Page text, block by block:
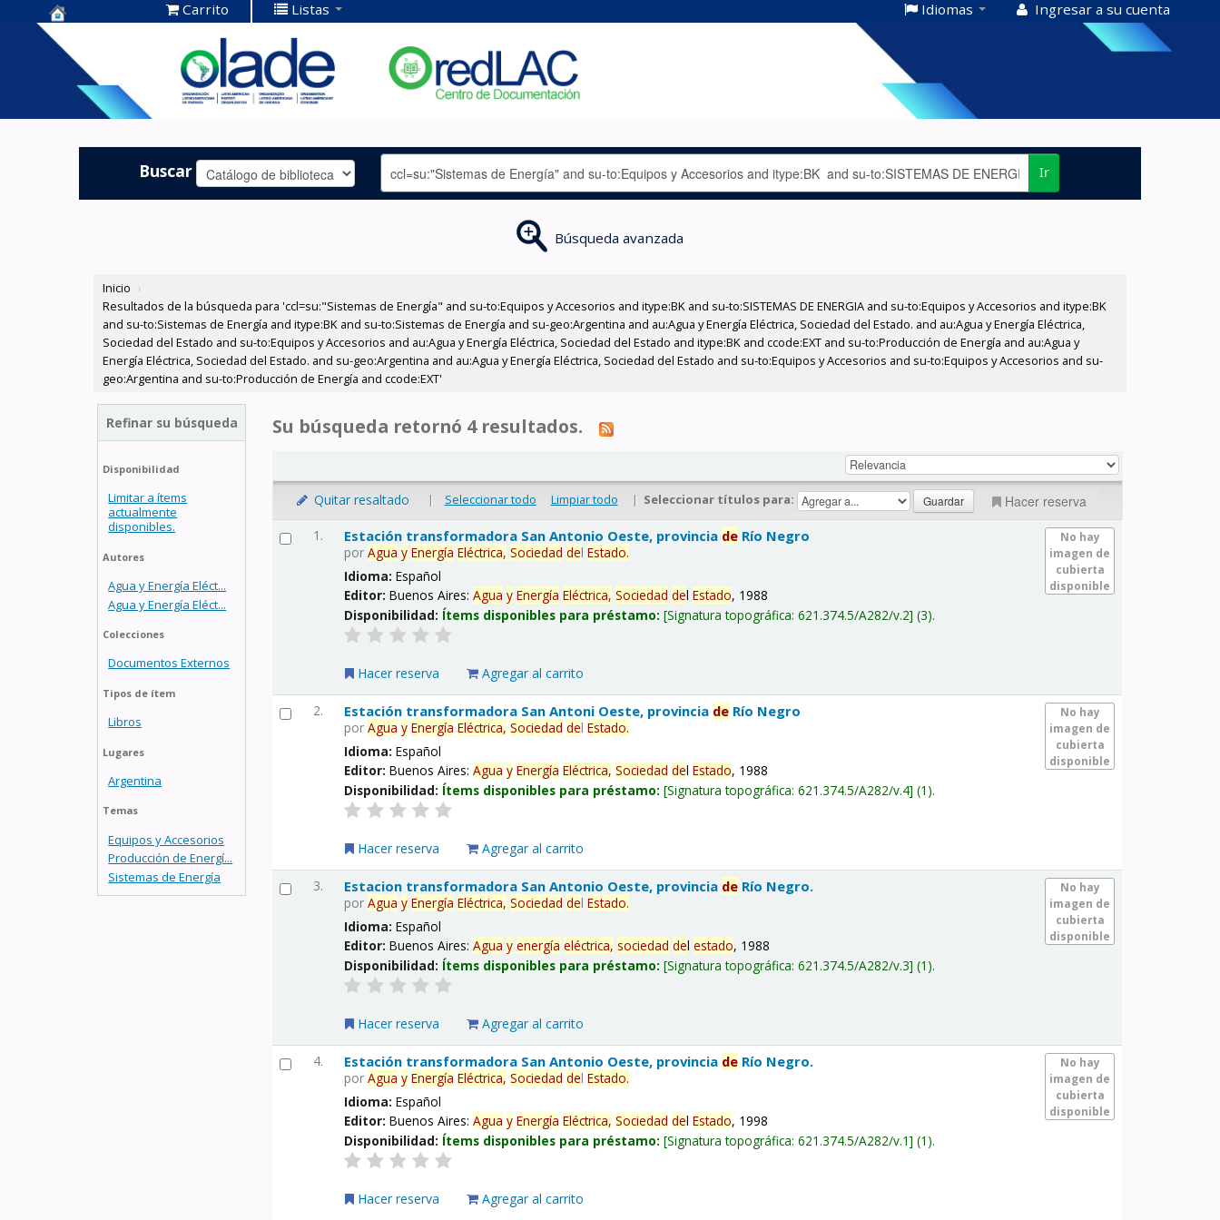
Centro de
Documentación
OLADE -
Carrito Listas Idiomas Ingresar a su cuenta
Buscar Ir
Búsqueda avanzada
Inicio ›
Resultados de la búsqueda para 'ccl=su:"Sistemas de Energía" and su-to:Equipos y Accesorios and itype:BK and su-to:SISTEMAS DE ENERGIA and su-to:Equipos y Accesorios and itype:BK
and su-to:Sistemas de Energía and itype:BK and su-to:Sistemas de Energía and su-geo:Argentina and au:Agua y Energía Eléctrica, Sociedad del Estado. and au:Agua y Energía Eléctrica,
Sociedad del Estado and su-to:Equipos y Accesorios and au:Agua y Energía Eléctrica, Sociedad del Estado and itype:BK and ccode:EXT and su-to:Producción de Energía and au:Agua y
Energía Eléctrica, Sociedad del Estado. and su-geo:Argentina and au:Agua y Energía Eléctrica, Sociedad del Estado and su-to:Equipos y Accesorios and su-to:Equipos y Accesorios and su-
geo:Argentina and su-to:Producción de Energía and ccode:EXT'
Refinar su búsqueda
Disponibilidad
Limitar a ítems
actualmente
disponibles.
Autores
Agua y Energía Eléct...
Agua y Energía Eléct...
Colecciones
Documentos Externos
Tipos de ítem
Libros
Lugares
Argentina
Temas
Equipos y Accesorios
Producción de Energí...
Sistemas de Energía
Su búsqueda retornó 4 resultados.
Quitar resaltado | Seleccionar todo Limpiar todo | Seleccionar títulos para: Hacer reserva
1.
No hay
imagen de
cubierta
disponible
Estación transformadora San Antonio Oeste, provincia de Río Negro
porAgua y Energía Eléctrica, Sociedad delEstado.
Idioma:Español
Editor:Buenos Aires:Agua y Energía Eléctrica, Sociedad delEstado, 1988
Disponibilidad: Ítems disponibles para préstamo: Signatura topográfica:621.374.5/A282/v.2 (3).
Hacer reserva Agregar al carrito
2.
No hay
imagen de
cubierta
disponible
Estación transformadora San Antoni Oeste, provincia de Río Negro
porAgua y Energía Eléctrica, Sociedad delEstado.
Idioma:Español
Editor:Buenos Aires:Agua y Energía Eléctrica, Sociedad delEstado, 1988
Disponibilidad: Ítems disponibles para préstamo: Signatura topográfica:621.374.5/A282/v.4 (1).
Hacer reserva Agregar al carrito
3.
No hay
imagen de
cubierta
disponible
Estacion transformadora San Antonio Oeste, provincia de Río Negro.
porAgua y Energía Eléctrica, Sociedad delEstado.
Idioma:Español
Editor:Buenos Aires:Agua y energía eléctrica, sociedad delestado, 1988
Disponibilidad: Ítems disponibles para préstamo: Signatura topográfica:621.374.5/A282/v.3 (1).
Hacer reserva Agregar al carrito
4.
No hay
imagen de
cubierta
disponible
Estación transformadora San Antonio Oeste, provincia de Río Negro.
porAgua y Energía Eléctrica, Sociedad delEstado.
Idioma:Español
Editor:Buenos Aires:Agua y Energía Eléctrica, Sociedad delEstado, 1998
Disponibilidad: Ítems disponibles para préstamo: Signatura topográfica:621.374.5/A282/v.1 (1).
Hacer reserva Agregar al carrito